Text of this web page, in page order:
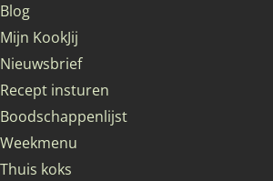
Blog
Mijn KookJij
Nieuwsbrief
Recept insturen
Boodschappenlijst
Weekmenu
Thuis koks